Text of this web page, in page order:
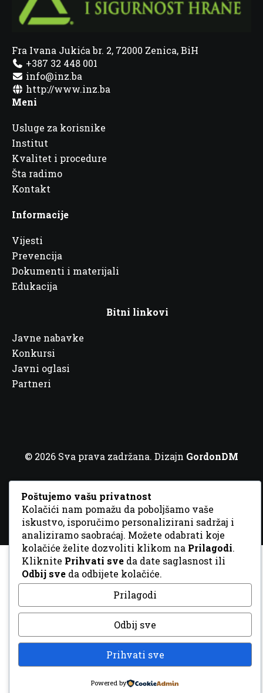
Fra Ivana Jukića br. 2, 72000 Zenica, BiH
+387 32 448 001
info@inz.ba
http://www.inz.ba
Meni
Usluge za korisnike
Institut
Kvalitet i procedure
Šta radimo
Kontakt
Informacije
Vijesti
Prevencija
Dokumenti i materijali
Edukacija
Bitni linkovi
Javne nabavke
Konkursi
Javni oglasi
Partneri
© 2026 Sva prava zadržana. Dizajn GordonDM
Poštujemo vašu privatnost
Kolačići nam pomažu da poboljšamo vaše
iskustvo, isporučimo personalizirani sadržaj i
analiziramo saobraćaj. Možete odabrati koje
kolačiće želite dozvoliti klikom na Prilagodi.
Kliknite Prihvati sve da date saglasnost ili
Odbij sve da odbijete kolačiće.
Prilagodi
Odbij sve
Prihvati sve
Powered by